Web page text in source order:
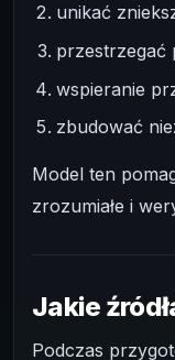
unikać
przestrzegać
wspieranie
zbudować
Model ten
zrozumiałe i
Jakie
Podczas